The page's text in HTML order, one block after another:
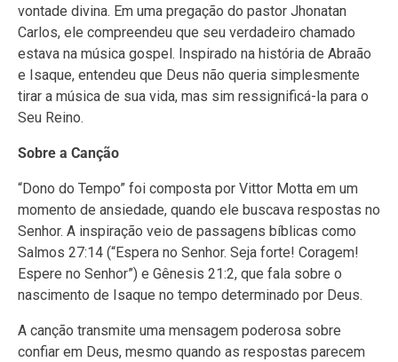
vontade divina. Em uma pregação do pastor Jhonatan
Carlos, ele compreendeu que seu verdadeiro chamado
estava na música gospel. Inspirado na história de Abraão
e Isaque, entendeu que Deus não queria simplesmente
tirar a música de sua vida, mas sim ressignificá-la para o
Seu Reino.
Sobre a Canção
“Dono do Tempo” foi composta por Vittor Motta em um
momento de ansiedade, quando ele buscava respostas no
Senhor. A inspiração veio de passagens bíblicas como
Salmos 27:14 (“Espera no Senhor. Seja forte! Coragem!
Espere no Senhor”) e Gênesis 21:2, que fala sobre o
nascimento de Isaque no tempo determinado por Deus.
A canção transmite uma mensagem poderosa sobre
confiar em Deus, mesmo quando as respostas parecem